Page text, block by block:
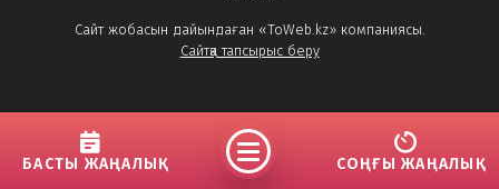
БАСТЫ ЖАҢАЛЫҚ СОҢҒЫ ЖАҢАЛЫҚ
Сайт жобасын дайындаған «ToWeb.kz» компаниясы.
Сайтқа тапсырыс беру